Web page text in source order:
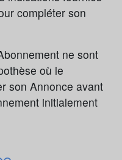
compléter son
ne sont
où le
son Annonce avant
initialement